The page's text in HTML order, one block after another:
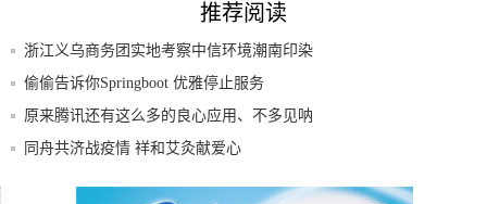
推荐阅读
浙江义乌商务团实地考察中信环境潮南印染
中心项
偷偷告诉你Springboot 优雅停止服务
原来腾讯还有这么多的良心应用、不多见呐
lt;
同舟共济战疫情 祥和艾灸献爱心